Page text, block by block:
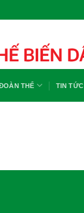
THỂ TIN TỨC